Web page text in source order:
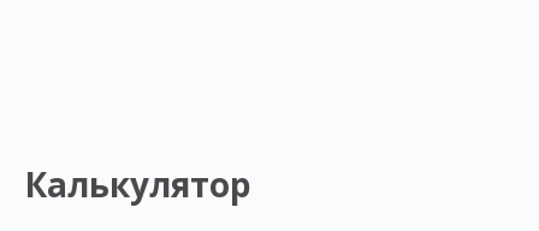
Калькулятор